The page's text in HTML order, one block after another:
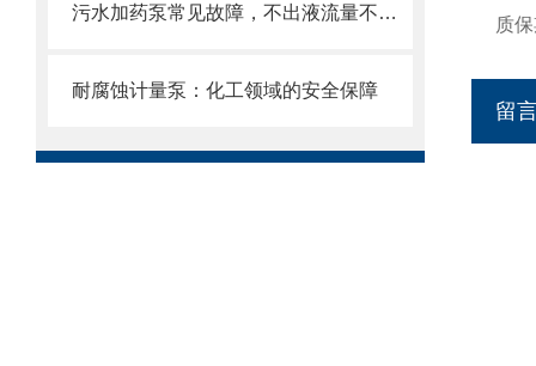
污水加药泵常见故障，不出液流量不稳异响漏液原因排查维修方法
耐腐蚀计量泵：化工领域的安全保障
质
留